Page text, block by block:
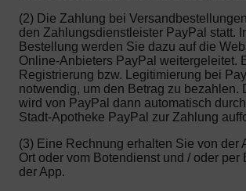
(2) Die Zahlung bei
den Zahlungsdienstleister PayPal statt.
Bestellung werden Sie dazu auf die
Online-Anbieters PayPal weitergeleitet.
Registrierung bzw. Legitimierung bei
notwendig, um den Betrag zu bezahlen.
wird von PayPal dann automatisch
Stadt-Apotheke PayPal zur Zahlung
(3) Eine Rechnung erhalten Sie von der
Ort oder vom Botendienst und / oder per
der App.